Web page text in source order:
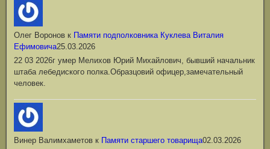
Олег Воронов к Памяти подполковника Куклева Виталия
Ефимовича25.03.2026
22 03 2026г умер Мелихов Юрий Михайлович, бывший начальник
штаба лебедиского полка.Образцовий офицер,замечательный
человек.
Винер Валимхаметов к Памяти старшего товарища02.03.2026